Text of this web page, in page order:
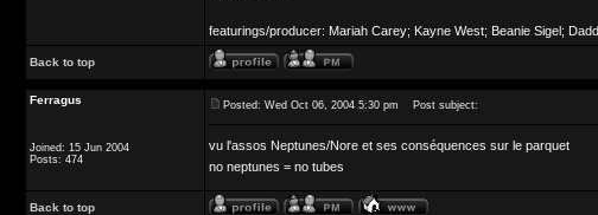
featurings/producer: Mariah Carey; Kayne West; Beanie Sigel;
Back to top
Ferragus
Joined: 15 Jun 2004
Posts: 474
Posted: Wed Oct 06, 2004 5:30 pm Post subject:
vu l'assos Neptunes/Nore et ses conséquences sur le parquet
no neptunes = no tubes
Back to top